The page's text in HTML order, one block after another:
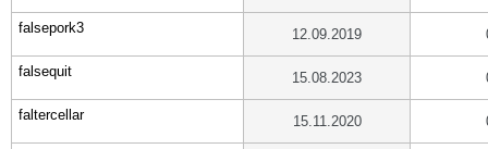
falsepork3 12.09.2019
falsequit 15.08.2023
faltercellar 15.11.2020